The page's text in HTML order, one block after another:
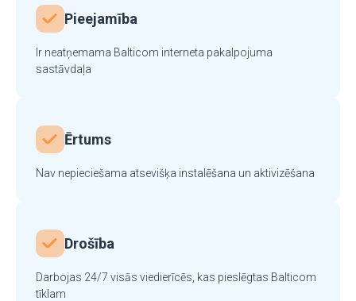
Pieejamība
Ir neatņemama Balticom interneta pakalpojuma
sastāvdaļa
Ērtums
Nav nepieciešama atsevišķa instalēšana un aktivizēšana
Drošība
Darbojas 24/7 visās viedierīcēs, kas pieslēgtas Balticom
tīklam